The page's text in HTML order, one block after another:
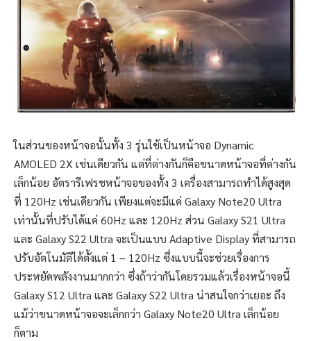
ในส่วนของหน้าจอนั้นทั้ง 3 รุ่นใช้เป็นหน้าจอ Dynamic
AMOLED 2X เช่นเดียวกัน แต่ที่ต่างกันก็คือขนาดหน้าจอที่ต่างกัน
เล็กน้อย อัตรารีเฟรชหน้าจอของทั้ง 3 เครื่องสามารถทำได้สูงสุด
ที่ 120Hz เช่นเดียวกัน เพียงแต่จะมีแค่ Galaxy Note20 Ultra
เท่านั้นที่ปรับได้แค่ 60Hz และ 120Hz ส่วน Galaxy S21 Ultra
และ Galaxy S22 Ultra จะเป็นแบบ Adaptive Display ที่สามารถ
ปรับอัตโนมัติได้ตั้งแต่ 1 – 120Hz ซึ่งแบบนี้จะช่วยเรื่องการ
ประหยัดพลังงานมากกว่า ซึ่งถ้าว่ากันโดยรวมแล้วเรื่องหน้าจอนี้
Galaxy S12 Ultra และ Galaxy S22 Ultra น่าสนใจกว่าเยอะ ถึง
แม้ว่าขนาดหน้าจอจะเล็กกว่า Galaxy Note20 Ultra เล็กน้อย
ก็ตาม